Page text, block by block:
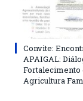
Convite:
APAIGAL:
Fortalecimento
Agricultura